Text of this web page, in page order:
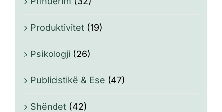
Produktivitet (19)
Psikologji (26)
Publicistikë & Ese (47)
Shëndet (42)